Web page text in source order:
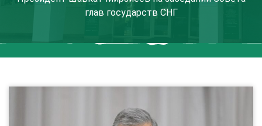
глав государств СНГ